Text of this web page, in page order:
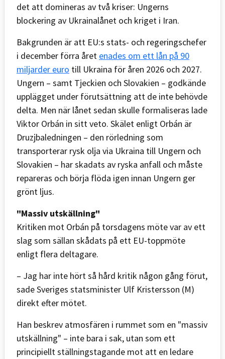
det att domineras av två kriser: Ungerns
blockering av Ukrainalånet och kriget i Iran.
Bakgrunden är att EU:s stats- och regeringschefer
i december förra året enades om ett lån på 90
miljarder euro till Ukraina för åren 2026 och 2027.
Ungern – samt Tjeckien och Slovakien – godkände
upplägget under förutsättning att de inte behövde
delta. Men när lånet sedan skulle formaliseras lade
Viktor Orbán in sitt veto. Skälet enligt Orbán är
Druzjbaledningen – den rörledning som
transporterar rysk olja via Ukraina till Ungern och
Slovakien – har skadats av ryska anfall och måste
repareras och börja flöda igen innan Ungern ger
grönt ljus.
"Massiv utskällning"
Kritiken mot Orbán på torsdagens möte var av ett
slag som sällan skådats på ett EU-toppmöte
enligt flera deltagare.
– Jag har inte hört så hård kritik någon gång förut,
sade Sveriges statsminister Ulf Kristersson (M)
direkt efter mötet.
Han beskrev atmosfären i rummet som en "massiv
utskällning" – inte bara i sak, utan som ett
principiellt ställningstagande mot att en ledare